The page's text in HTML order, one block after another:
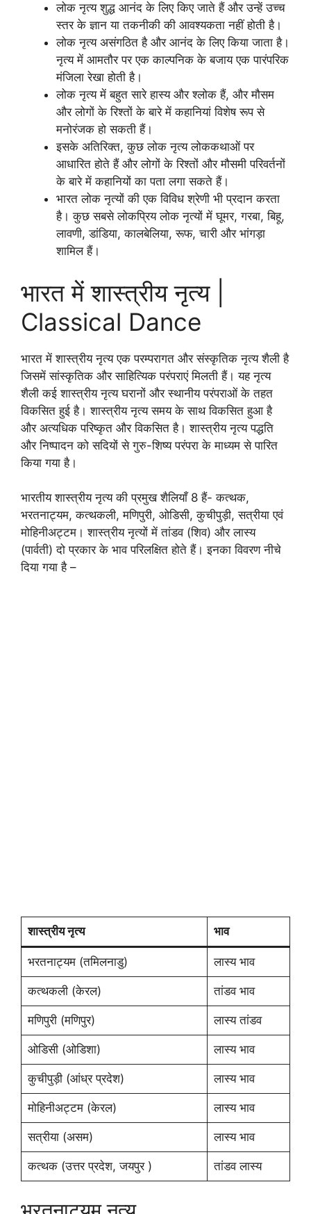
लोक नृत्य शुद्ध आनंद के लिए किए जाते हैं और उन्हें उच्च
स्तर के ज्ञान या तकनीकी की आवश्यकता नहीं होती है।
लोक नृत्य असंगठित है और आनंद के लिए किया जाता है।
नृत्य में आमतौर पर एक काल्पनिक के बजाय एक पारंपरिक
मंजिला रेखा होती है।
लोक नृत्य में बहुत सारे हास्य और श्लोक हैं, और मौसम
और लोगों के रिश्तों के बारे में कहानियां विशेष रूप से
मनोरंजक हो सकती हैं।
इसके अतिरिक्त, कुछ लोक नृत्य लोककथाओं पर
आधारित होते हैं और लोगों के रिश्तों और मौसमी परिवर्तनों
के बारे में कहानियों का पता लगा सकते हैं।
भारत लोक नृत्यों की एक विविध श्रेणी भी प्रदान करता
है। कुछ सबसे लोकप्रिय लोक नृत्यों में घूमर, गरबा, बिहू,
लावणी, डांडिया, कालबेलिया, रूफ, चारी और भांगड़ा
शामिल हैं।
भारत में शास्त्रीय नृत्य |
Classical Dance
भारत में शास्त्रीय नृत्य एक परम्परागत और संस्कृतिक नृत्य शैली है
जिसमें सांस्कृतिक और साहित्यिक परंपराएं मिलती हैं। यह नृत्य
शैली कई शास्त्रीय नृत्य घरानों और स्थानीय परंपराओं के तहत
विकसित हुई है। शास्त्रीय नृत्य समय के साथ विकसित हुआ है
और अत्यधिक परिष्कृत और विकसित है। शास्त्रीय नृत्य पद्धति
और निष्पादन को सदियों से गुरु-शिष्य परंपरा के माध्यम से पारित
किया गया है।
भारतीय शास्त्रीय नृत्य की प्रमुख शैलियाँ 8 हैं- कत्थक,
भरतनाट्यम, कत्थकली, मणिपुरी, ओडिसी, कुचीपुड़ी, सत्रीया एवं
मोहिनीअट्टम। शास्त्रीय नृत्यों में तांडव (शिव) और लास्य
(पार्वती) दो प्रकार के भाव परिलक्षित होते हैं। इनका विवरण नीचे
दिया गया है –
शास्त्रीय नृत्य भाव
भरतनाट्यम (तमिलनाडु) लास्य भाव
कत्थकली (केरल) तांडव भाव
मणिपुरी (मणिपुर) लास्य तांडव
ओडिसी (ओडिशा) लास्य भाव
कुचीपुड़ी (आंध्र प्रदेश) लास्य भाव
मोहिनीअट्टम (केरल) लास्य भाव
सत्रीया (असम) लास्य भाव
कत्थक (उत्तर प्रदेश, जयपुर ) तांडव लास्य